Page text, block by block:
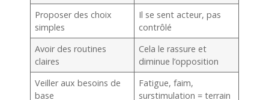
Proposer des choix
simples
Il se sent acteur, pas
contrôlé
Avoir des routines
claires
Cela le rassure et
diminue l’opposition
Veiller aux besoins de
base
Fatigue, faim,
surstimulation = terrain